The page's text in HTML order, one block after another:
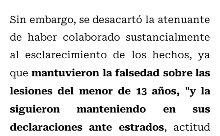
Sin embargo, se desacartó la atenuante
de haber colaborado sustancialmente
al esclarecimiento de los hechos, ya
quemantuvieron la falsedad sobre las
lesiones del menor de 13 años, "y la
siguieron manteniendo en sus
declaraciones ante estrados, actitud